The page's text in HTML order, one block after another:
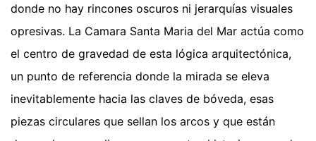
donde no hay rincones oscuros ni jerarquías visuales
opresivas. La Camara Santa Maria del Mar actúa como
el centro de gravedad de esta lógica arquitectónica,
un punto de referencia donde la mirada se eleva
inevitablemente hacia las claves de bóveda, esas
piezas circulares que sellan los arcos y que están